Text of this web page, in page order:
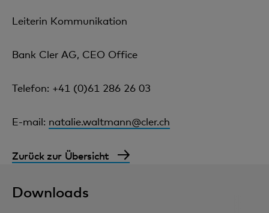
Leiterin Kommunikation
Bank Cler AG, CEO Office
Telefon: +41 (0)61 286 26 03
E-mail: natalie.waltmann@cler.ch
Zurück zur Übersicht
Downloads